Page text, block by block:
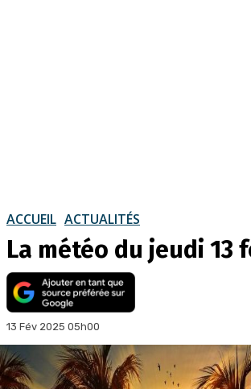
ACCUEIL ACTUALITÉS
La météo du jeudi 13
13 Fév 2025 05h00